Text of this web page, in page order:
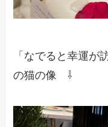
「なでると幸運が
の猫の像 ⇩